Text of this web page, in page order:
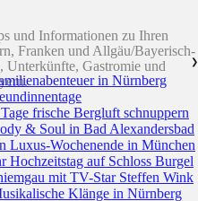
und Informationen zu Ihren
Franken und Allgäu/Bayerisch-
Unterkünfte, Gastromie und
❯
in Nürnberg
frische Bergluft schnuppern
& Soul in Bad Alexandersbad
Luxus-Wochenende in München
Hochzeitstag auf Schloss Burgel
mit TV-Star Steffen Wink
Klänge in Nürnberg